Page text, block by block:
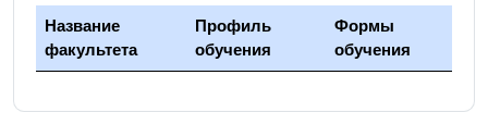
Название
факультета
Профиль
обучения
Формы
обучения